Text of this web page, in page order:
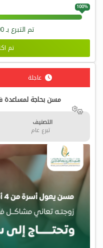
100%
تم التبرع بـ
تم
عاجلة
مسن بحاجة لمساعدة
التصنيف
تبرع عام